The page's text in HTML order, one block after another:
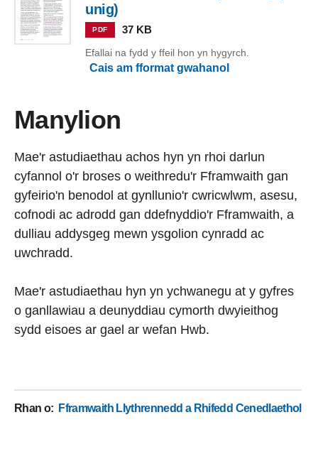
unig)
PDF 37 KB
Efallai na fydd y ffeil hon yn hygyrch.
Cais am fformat gwahanol
Manylion
Mae'r astudiaethau achos hyn yn rhoi darlun
cyfannol o'r broses o weithredu'r Fframwaith gan
gyfeirio'n benodol at gynllunio'r cwricwlwm, asesu,
cofnodi ac adrodd gan ddefnyddio'r Fframwaith, a
dulliau addysgeg mewn ysgolion cynradd ac
uwchradd.
Mae'r astudiaethau hyn yn ychwanegu at y gyfres
o ganllawiau a deunyddiau cymorth dwyieithog
sydd eisoes ar gael ar wefan Hwb.
Rhan o: Fframwaith Llythrennedd a Rhifedd Cenedlaethol